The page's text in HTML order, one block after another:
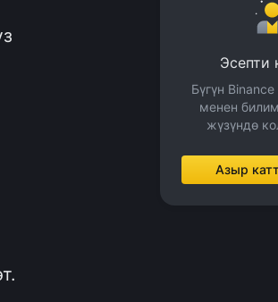
Эсепти
Бүгүн
менен
жүзүндө
Азыр